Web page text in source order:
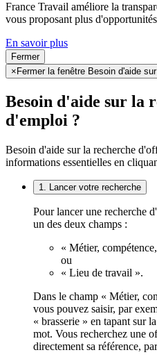
France Travail améliore la
vous proposant plus
En savoir plus
Fermer
× Fermer la fenêtre Besoin d'aide
Besoin d'aide sur la
d'emploi ?
Besoin d'aide sur la recherche
informations essentielles en
1. Lancer votre recherche
Pour lancer une recherche
un des deux champs :
« Métier,
ou
« Lieu de travail ».
Dans le champ « Métier,
vous pouvez saisir, par
« brasserie » en tapant sur
mot. Vous recherchez une
directement sa référence,